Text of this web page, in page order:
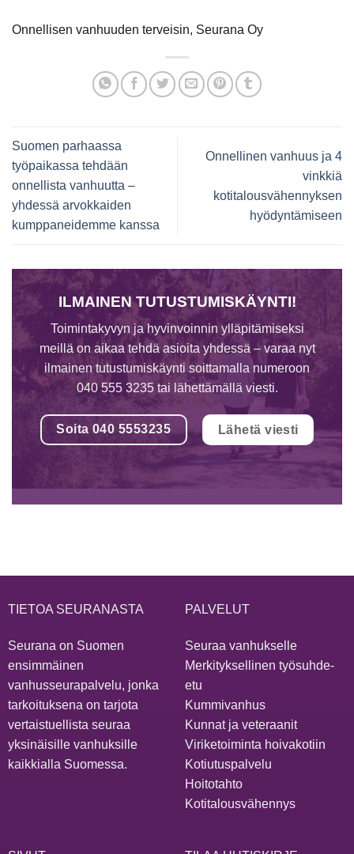
Onnellisen vanhuuden terveisin, Seurana Oy
Suomen parhaassa
työpaikassa tehdään
onnellista vanhuutta –
yhdessä arvokkaiden
kumppaneidemme kanssa
Onnellinen vanhuus ja 4
vinkkiä
kotitalousvähennyksen
hyödyntämiseen
ILMAINEN TUTUSTUMISKÄYNTI!
Toimintakyvyn ja hyvinvoinnin ylläpitämiseksi
meillä on aikaa tehdä asioita yhdessä – varaa nyt
ilmainen tutustumiskäynti soittamalla numeroon
040 555 3235 tai lähettämällä viesti.
Soita 040 5553235 Lähetä viesti
TIETOA SEURANASTA
Seurana on Suomen
ensimmäinen
vanhusseurapalvelu, jonka
tarkoituksena on tarjota
vertaistuellista seuraa
yksinäisille vanhuksille
kaikkialla Suomessa.
PALVELUT
Seuraa vanhukselle
Merkityksellinen työsuhde-
etu
Kummivanhus
Kunnat ja veteraanit
Viriketoiminta hoivakotiin
Kotiutuspalvelu
Hoitotahto
Kotitalousvähennys